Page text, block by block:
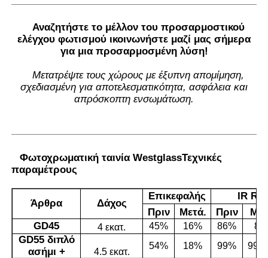
Αναζητήστε το μέλλον του προσαρμοστικού
ελέγχου φωτισμού ικοινωνήστε μαζί μας σήμερα
για μια προσαρμοσμένη λύση!
Μετατρέψτε τους χώρους με έξυπνη απομίμηση,
σχεδιασμένη για αποτελεσματικότητα, ασφάλεια και
απρόσκοπτη ενσωμάτωση.
Φωτοχρωματική ταινία WestglassΤεχνικές
παραμέτρους
Άρθρα Δάχος
Επικεφαλής
IR R
Πριν
Μετά. Πριν
GD45
4 εκατ. 45% 16% 86%
GD55 διπλό
ασήμι +
4.5 εκατ.
54% 18% 99%